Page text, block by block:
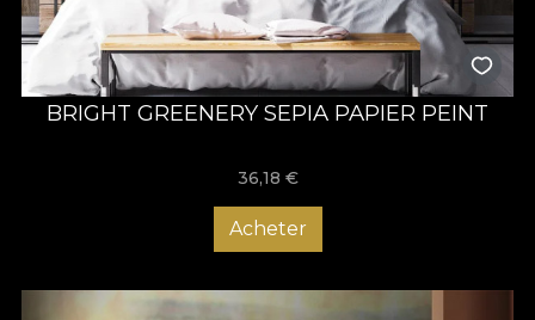
BRIGHT GREENERY SEPIA PAPIER PEINT
36,18 €
Acheter